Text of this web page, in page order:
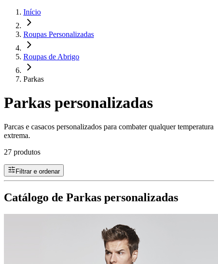
Início
Roupas Personalizadas
Roupas de Abrigo
Parkas
Parkas personalizadas
Parcas e casacos personalizados para combater qualquer temperatura
extrema.
27 produtos
Filtrar e ordenar
Catálogo de Parkas personalizadas